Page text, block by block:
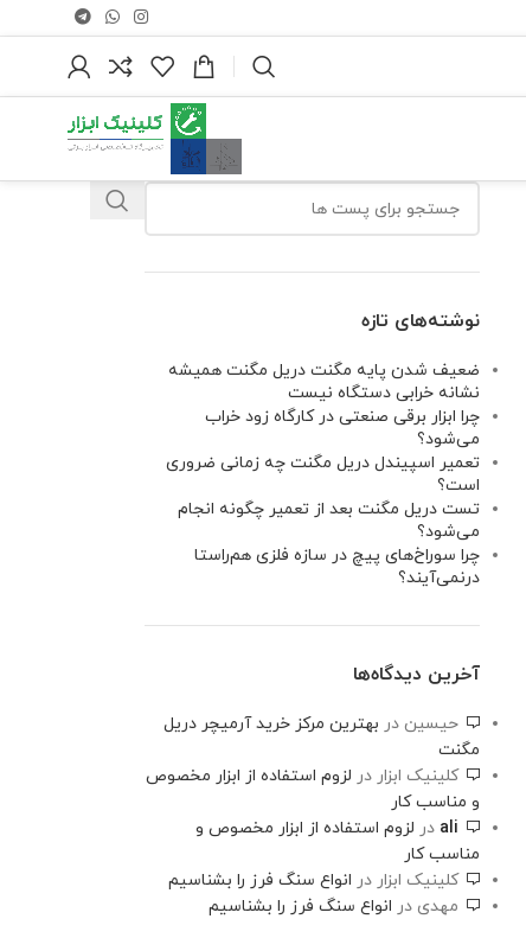
نوشته‌های تازه
ضعیف شدن پایه مگنت دریل مگنت همیشه
نشانه خرابی دستگاه نیست
چرا ابزار برقی صنعتی در کارگاه زود خراب
می‌شود؟
تعمیر اسپیندل دریل مگنت چه زمانی ضروری
است؟
تست دریل مگنت بعد از تعمیر چگونه انجام
می‌شود؟
چرا سوراخ‌های پیچ در سازه فلزی هم‌راستا
درنمی‌آیند؟
آخرین دیدگاه‌ها
حیسین در بهترین مرکز خرید آرمیچر دریل
مگنت
کلینیک ابزار در لزوم استفاده از ابزار مخصوص
و مناسب کار
ali در لزوم استفاده از ابزار مخصوص و
مناسب کار
کلینیک ابزار در انواع سنگ فرز را بشناسیم
مهدی در انواع سنگ فرز را بشناسیم